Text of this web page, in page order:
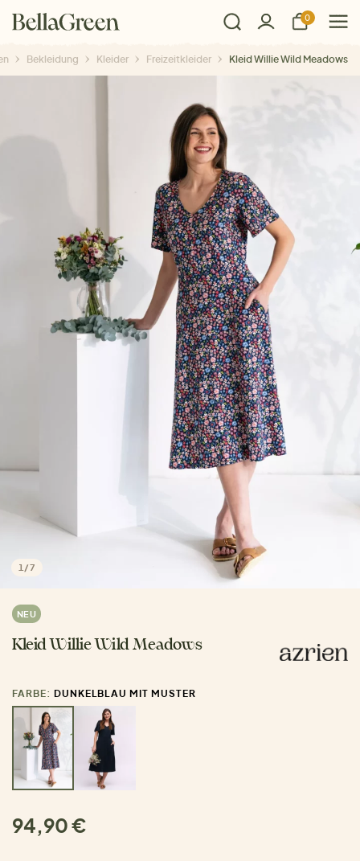
0
Bekleidung Kleider Freizeitkleider Kleid Willie Wild Meadows
1 /7
NEU
Kleid Willie Wild Meadows
FARBE: DUNKELBLAU MIT MUSTER
94,90 €